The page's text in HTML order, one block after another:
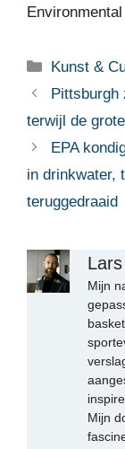
Kunst &
terwijl de
EPA
in drinkwater,
teruggedraaid
Mijn
Mijn